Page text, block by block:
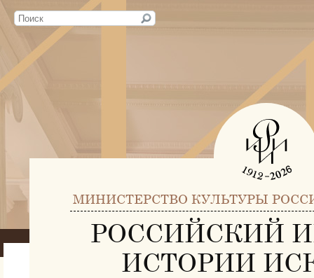
МИНИСТЕРСТВО КУЛЬТУРЫ
РОССИЙСКИЙ
ИСТОРИИ